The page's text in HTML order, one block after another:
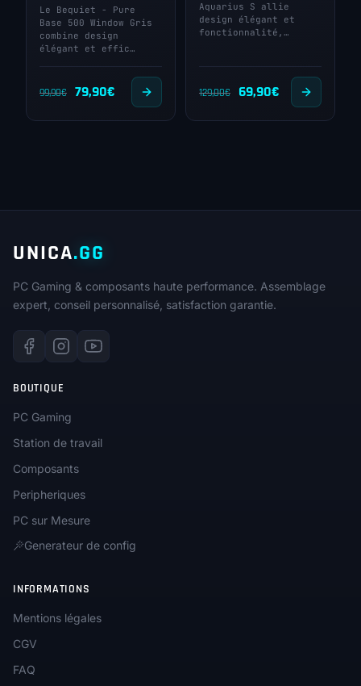
Le Bequiet - Pure
Base 500 Window Gris
combine design
élégant et effic…
99,90€
Le
79,90€
prix
Aquarius S allie
design élégant et
fonctionnalité,…
129,00€
Le
69,90€
prix
UNICA.GG
PC Gaming & composants haute performance. Assemblage
expert, conseil personnalisé, satisfaction garantie.
BOUTIQUE
PC Gaming
Station de travail
Composants
Peripheriques
PC sur Mesure
Generateur de config
INFORMATIONS
Mentions légales
CGV
FAQ